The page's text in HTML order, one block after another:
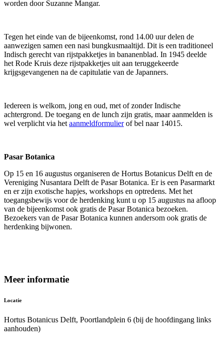
worden door Suzanne Mangar.
Tegen het einde van de bijeenkomst, rond 14.00 uur delen de
aanwezigen samen een nasi bungkusmaaltijd. Dit is een traditioneel
Indisch gerecht van rijstpakketjes in bananenblad. In 1945 deelde
het Rode Kruis deze rijstpakketjes uit aan teruggekeerde
krijgsgevangenen na de capitulatie van de Japanners.
Iedereen is welkom, jong en oud, met of zonder Indische
achtergrond. De toegang en de lunch zijn gratis, maar aanmelden is
wel verplicht via het aanmeldformulierof bel naar 14015.
Pasar Botanica
Op 15 en 16 augustus organiseren de Hortus Botanicus Delft en de
Vereniging Nusantara Delft de Pasar Botanica. Er is een Pasarmarkt
en er zijn exotische hapjes, workshops en optredens. Met het
toegangsbewijs voor de herdenking kunt u op 15 augustus na afloop
van de bijeenkomst ook gratis de Pasar Botanica bezoeken.
Bezoekers van de Pasar Botanica kunnen andersom ook gratis de
herdenking bijwonen.
Meer informatie
Locatie
Hortus Botanicus Delft, Poortlandplein 6 (bij de hoofdingang links
aanhouden)